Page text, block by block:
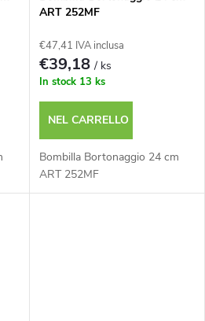
ART 252MF
€47,41 IVA inclusa
€39,18/ ks
In stock 13 ks
NEL CARRELLO
Bombilla Bortonaggio 24 cm
ART 252MF